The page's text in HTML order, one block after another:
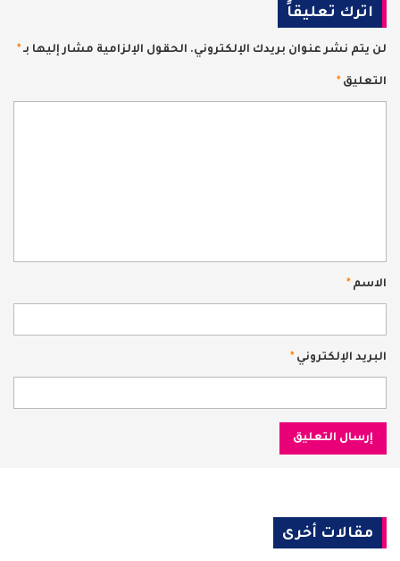
اترك تعليقاً
لن يتم نشر عنوان بريدك الإلكتروني. الحقول الإلزامية مشار إليها بـ*
التعليق*
الاسم*
البريد الإلكتروني*
مقالات أخرى